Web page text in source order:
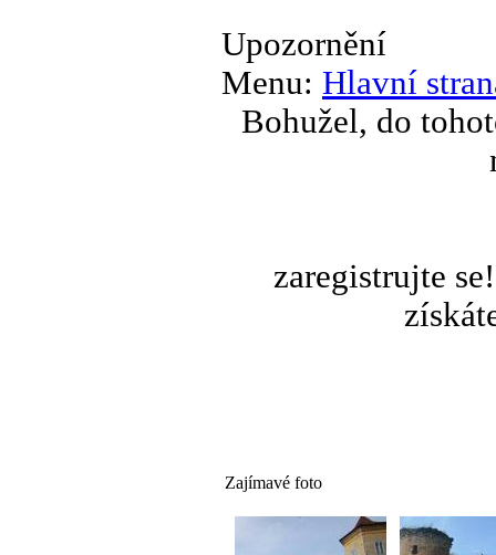
Upozornění
Menu: Hlavní
Bohužel, do
zaregistrujte
Zajímavé foto